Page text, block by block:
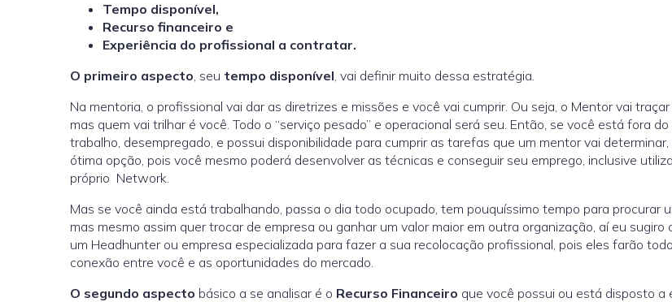
Tempo disponível,
Recurso financeiro e
Experiência do profissional a contratar.
O primeiro aspecto, seu tempo disponível, vai definir muito dessa estratégia.
Na mentoria, o profissional vai dar as diretrizes e missões e você vai cumprir. Ou seja, o Mentor vai
mas quem vai trilhar é você. Todo o “serviço pesado” e operacional será seu. Então, se você está fora
trabalho, desempregado, e possui disponibilidade para cumprir as tarefas que um mentor vai
ótima opção, pois você mesmo poderá desenvolver as técnicas e conseguir seu emprego, inclusive
próprio Network.
Mas se você ainda está trabalhando, passa o dia todo ocupado, tem pouquíssimo tempo para procurar
mas mesmo assim quer trocar de empresa ou ganhar um valor maior em outra organização, aí eu sugiro
um Headhunter ou empresa especializada para fazer a sua recolocação profissional, pois eles farão
conexão entre você e as oportunidades do mercado.
O segundo aspecto básico a se analisar é o Recurso Financeiro que você possui ou está disposto a